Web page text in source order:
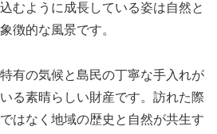
むように成長している姿は自然と
徴的な風景です。
有の気候と島民の丁寧な手入れが
る素晴らしい財産です。訪れた際
はなく地域の歴史と自然が共生す